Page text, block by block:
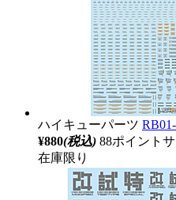
ハイキューパーツ
¥880(税込) 88ポイント
在庫限り